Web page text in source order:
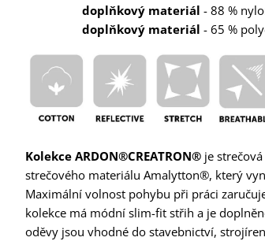
doplňkový materiál - 88 %
doplňkový materiál - 65 %
Kolekce ARDON®CREATRON® je
strečového materiálu Amalytton®, který
Maximální volnost pohybu při práci
kolekce má módní slim-fit střih a je
oděvy jsou vhodné do stavebnictví,